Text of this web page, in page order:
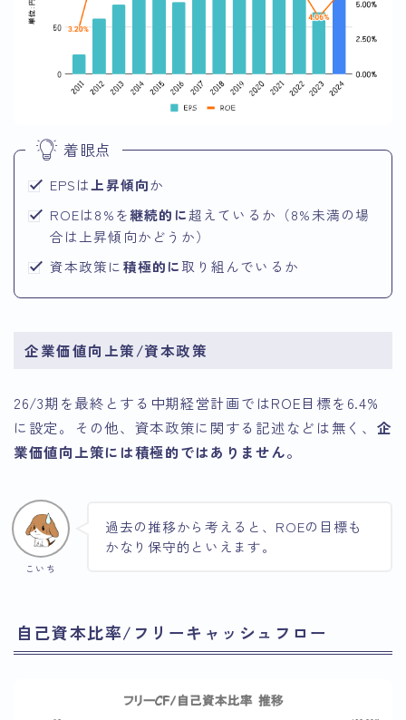
着眼点
EPSは上昇傾向か
ROEは8%を継続的に超えているか（8%未満の場
合は上昇傾向かどうか）
資本政策に積極的に取り組んでいるか
企業価値向上策/資本政策
26/3期を最終とする中期経営計画ではROE目標を6.4%
に設定。その他、資本政策に関する記述などは無く、 企
業価値向上策には積極的ではありません。
こいち
過去の推移から考えると、ROEの目標も
かなり保守的といえます。
自己資本比率/フリーキャッシュフロー